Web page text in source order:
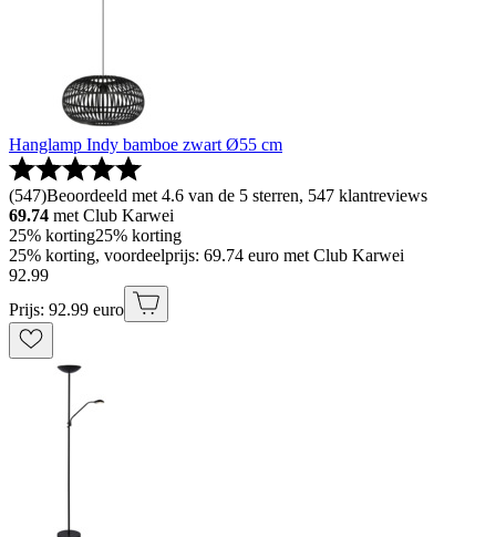
Hanglamp Indy bamboe zwart Ø55 cm
(547)Beoordeeld met 4.6 van de 5 sterren, 547 klantreviews
69.74 met Club Karwei
25% korting25% korting
25% korting, voordeelprijs: 69.74 euro met Club Karwei
92.99
Prijs: 92.99 euro